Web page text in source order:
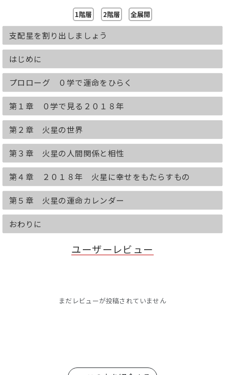
さまざまな戦術を研究し、
膨大な鑑定例をもとに、物理科学の手法
をとり入れて生み出したものです。
さらに、宇彦氏の嫡男である御射山令元
氏(本書著者)によって、発展・体系化さ
運命分析学の集大成ともいえる0学占い
は、いまではさまざまな有名占い
の“元""となっています。
方式や早見表の特許を国に認可された、
占い界でも稀有な占術で、政財界から厚
い信頼を寄せられています。
あなたの運命を司る星は?
下記サイトで3秒でわかります!
0学占い→http://www.zerogaku.co.jp/
●水星：成功を目指し華やぐスター
●氷王星：世の羨望を集める人気者
●海王星：鋭い洞察力で真実を見抜く賢
者
●魚王星：ひたむきで心優しいヒーロー
●冥王星：強い信念で道を究める実力派
1階層 2階層 全展開
支配星を割り出しましょう
はじめに
プロローグ ０学で運命をひらく
第１章 ０学で見る２０１８年
第２章 火星の世界
第３章 火星の人間関係と相性
第４章 ２０１８年 火星に幸せをもたらすもの
第５章 火星の運命カレンダー
おわりに
ユーザーレビュー
まだレビューが投稿されていません